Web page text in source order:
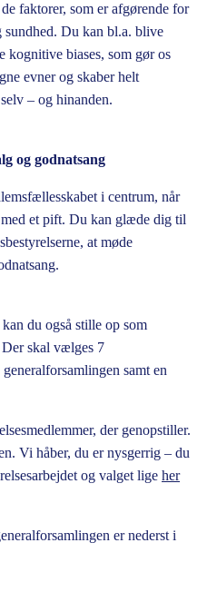
faktorer, som er afgørende for
Du kan bl.a. blive
kognitive biases, som gør os
evner og skaber helt
– og hinanden.
og godnatsang
i centrum, når
et pift. Du kan glæde dig til
at møde
du også stille op som
Der skal vælges 7
samt en
der genopstiller.
Vi håber, du er nysgerrig – du
og valget lige her
er nederst i